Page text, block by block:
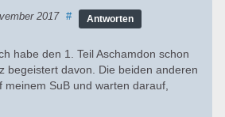
2017 # Antworten
habe den 1. Teil Aschamdon schon
begeistert davon. Die beiden anderen
meinem SuB und warten darauf,